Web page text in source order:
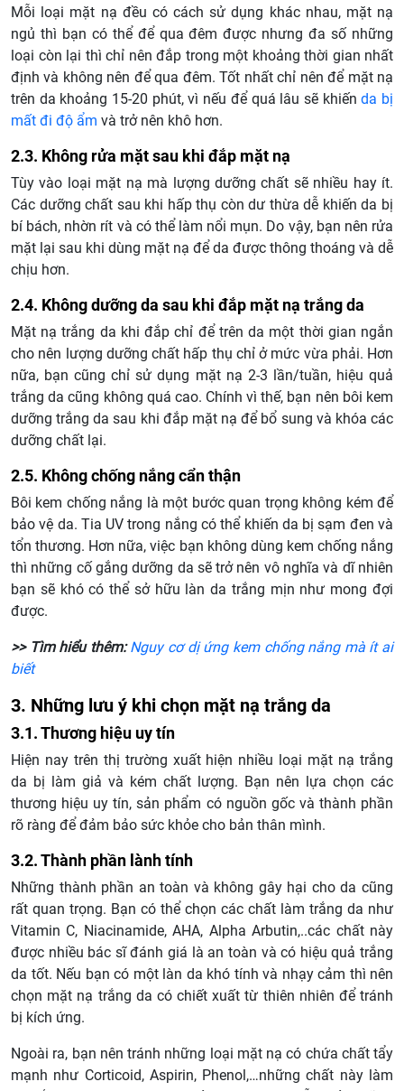
Mỗi loại mặt nạ đều có cách sử dụng khác nhau, mặt nạ
ngủ thì bạn có thể để qua đêm được nhưng đa số những
loại còn lại thì chỉ nên đắp trong một khoảng thời gian nhất
định và không nên để qua đêm. Tốt nhất chỉ nên để mặt nạ
trên da khoảng 15-20 phút, vì nếu để quá lâu sẽ khiếnda bị
mất đi độ ẩm và trở nên khô hơn.
2.3. Không rửa mặt sau khi đắp mặt nạ
Tùy vào loại mặt nạ mà lượng dưỡng chất sẽ nhiều hay ít.
Các dưỡng chất sau khi hấp thụ còn dư thừa dễ khiến da bị
bí bách, nhờn rít và có thể làm nổi mụn. Do vậy, bạn nên rửa
mặt lại sau khi dùng mặt nạ để da được thông thoáng và dễ
chịu hơn.
2.4. Không dưỡng da sau khi đắp mặt nạ trắng da
Mặt nạ trắng da khi đắp chỉ để trên da một thời gian ngắn
cho nên lượng dưỡng chất hấp thụ chỉ ở mức vừa phải. Hơn
nữa, bạn cũng chỉ sử dụng mặt nạ 2-3 lần/tuần, hiệu quả
trắng da cũng không quá cao. Chính vì thế, bạn nên bôi kem
dưỡng trắng da sau khi đắp mặt nạ để bổ sung và khóa các
dưỡng chất lại.
2.5. Không chống nắng cẩn thận
Bôi kem chống nắng là một bước quan trọng không kém để
bảo vệ da. Tia UV trong nắng có thể khiến da bị sạm đen và
tổn thương. Hơn nữa, việc bạn không dùng kem chống nắng
thì những cố gắng dưỡng da sẽ trở nên vô nghĩa và dĩ nhiên
bạn sẽ khó có thể sở hữu làn da trắng mịn như mong đợi
được.
>> Tìm hiểu thêm: Nguy cơ dị ứng kem chống nắng mà ít ai
biết
3. Những lưu ý khi chọn mặt nạ trắng da
3.1. Thương hiệu uy tín
Hiện nay trên thị trường xuất hiện nhiều loại mặt nạ trắng
da bị làm giả và kém chất lượng. Bạn nên lựa chọn các
thương hiệu uy tín, sản phẩm có nguồn gốc và thành phần
rõ ràng để đảm bảo sức khỏe cho bản thân mình.
3.2. Thành phần lành tính
Những thành phần an toàn và không gây hại cho da cũng
rất quan trọng. Bạn có thể chọn các chất làm trắng da như
Vitamin C, Niacinamide, AHA, Alpha Arbutin,..các chất này
được nhiều bác sĩ đánh giá là an toàn và có hiệu quả trắng
da tốt. Nếu bạn có một làn da khó tính và nhạy cảm thì nên
chọn mặt nạ trắng da có chiết xuất từ thiên nhiên để tránh
bị kích ứng.
Ngoài ra, bạn nên tránh những loại mặt nạ có chứa chất tẩy
mạnh như Corticoid, Aspirin, Phenol,…những chất này làm